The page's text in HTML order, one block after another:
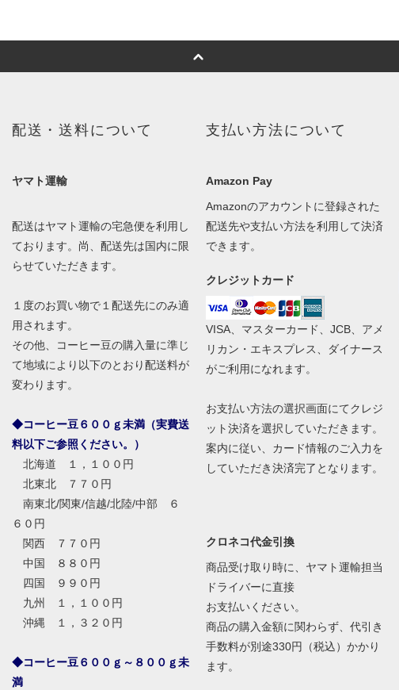
配送・送料について
ヤマト運輸
配送はヤマト運輸の宅急便を利用し
ております。尚、配送先は国内に限
らせていただきます。
１度のお買い物で１配送先にのみ適
用されます。
その他、コーヒー豆の購入量に準じ
て地域により以下のとおり配送料が
変わります。
◆コーヒー豆６００ｇ未満（実費送
料以下ご参照ください。）
北海道 １，１００円
北東北 ７７０円
南東北/関東/信越/北陸/中部 ６
６０円
関西 ７７０円
中国 ８８０円
四国 ９９０円
九州 １，１００円
沖縄 １，３２０円
◆コーヒー豆６００ｇ～８００ｇ未
満
支払い方法について
Amazon Pay
Amazonのアカウントに登録された
配送先や支払い方法を利用して決済
できます。
クレジットカード
VISA、マスターカード、JCB、アメ
リカン・エキスプレス、ダイナース
がご利用になれます。
お支払い方法の選択画面にてクレジ
ット決済を選択していただきます。
案内に従い、カード情報のご入力を
していただき決済完了となります。
クロネコ代金引換
商品受け取り時に、ヤマト運輸担当
ドライバーに直接
お支払いください。
商品の購入金額に関わらず、代引き
手数料が別途330円（税込）かかり
ます。